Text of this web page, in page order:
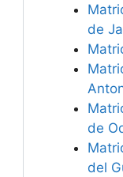
de
de
del